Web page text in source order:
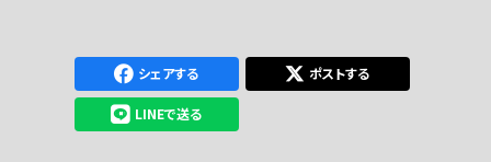
シェアする ポストする
LINEで送る